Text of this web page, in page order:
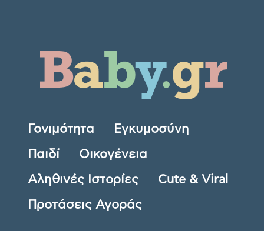
Γονιμότητα Εγκυμοσύνη
Παιδί Οικογένεια
Αληθινές Ιστορίες Cute & Viral
Προτάσεις Αγοράς